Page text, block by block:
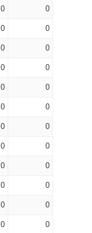
0 0
0 0
0 0
0 0
0 0
0 0
0 0
0 0
0 0
0 0
0 0
0 0